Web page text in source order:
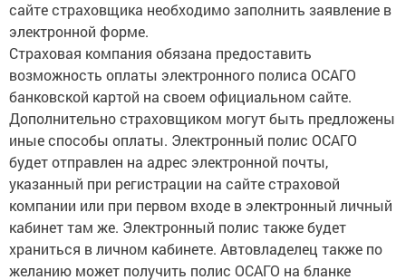
сайте страховщика необходимо заполнить заявление в
электронной форме.
Страховая компания обязана предоставить
возможность оплаты электронного полиса ОСАГО
банковской картой на своем официальном сайте.
Дополнительно страховщиком могут быть предложены
иные способы оплаты. Электронный полис ОСАГО
будет отправлен на адрес электронной почты,
указанный при регистрации на сайте страховой
компании или при первом входе в электронный личный
кабинет там же. Электронный полис также будет
храниться в личном кабинете. Автовладелец также по
желанию может получить полис ОСАГО на бланке